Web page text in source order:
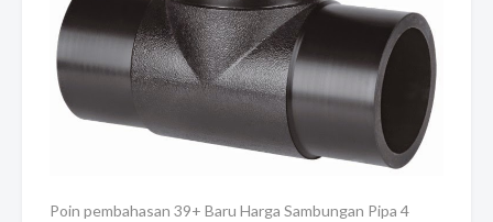
Poin pembahasan 39+ Baru Harga Sambungan Pipa 4